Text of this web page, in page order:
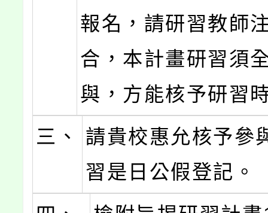
報名，請研習教師
合，本計畫研習須
與，方能核予研習
三、
請貴校惠允核予參
習是日公假登記。